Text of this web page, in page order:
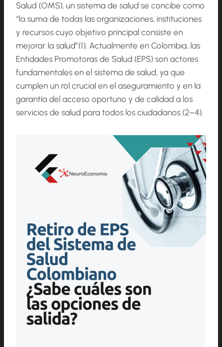
Salud (OMS), un sistema de salud se concibe como
“la suma de todas las organizaciones, instituciones
y recursos cuyo objetivo principal consiste en
mejorar la salud”(1). Actualmente en Colombia, las
Entidades Promotoras de Salud (EPS) son actores
fundamentales en el sistema de salud, ya que
cumplen un rol crucial en el aseguramiento y en la
garantía del acceso oportuno y de calidad a los
servicios de salud para todos los ciudadanos (2–4).